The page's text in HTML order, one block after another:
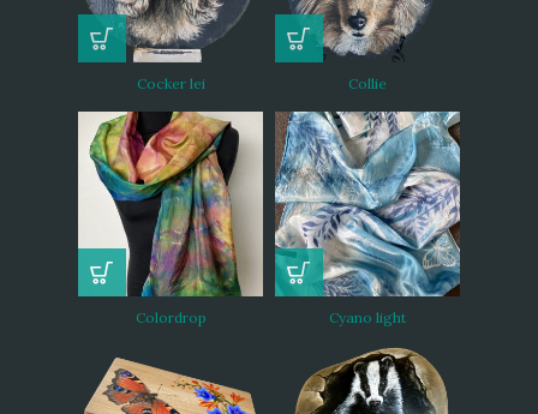
Cocker lei Collie
Colordrop Cyano light